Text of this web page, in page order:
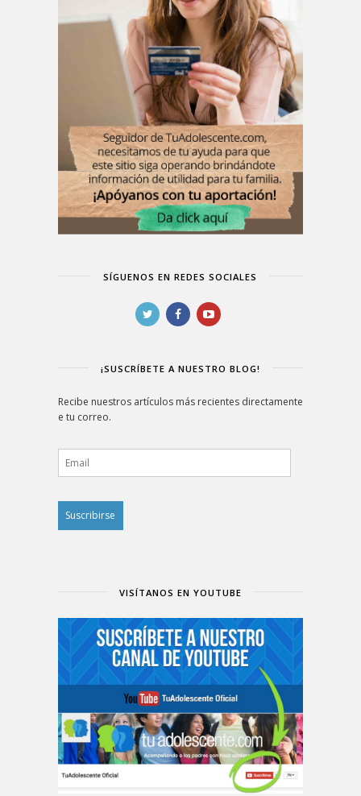
SÍGUENOS EN REDES SOCIALES
¡SUSCRÍBETE A NUESTRO BLOG!
Recibe nuestros artículos más recientes directamente
e tu correo.
VISÍTANOS EN YOUTUBE